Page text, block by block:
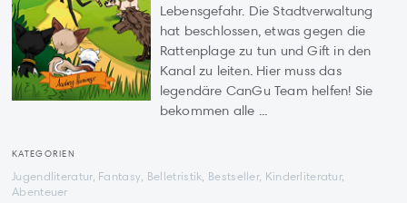
Lebensgefahr. Die Stadtverwaltung
hat beschlossen, etwas gegen die
Rattenplage zu tun und Gift in den
Kanal zu leiten. Hier muss das
legendäre CanGu Team helfen! Sie
bekommen alle ...
KATEGORIEN
Jugendliteratur, Fantasy, Belletristik, Bestseller, Kinderliteratur,
Abenteuer